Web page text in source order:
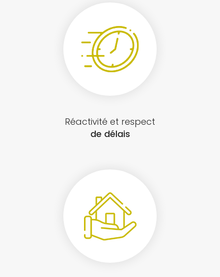
Réactivité et respect
de délais